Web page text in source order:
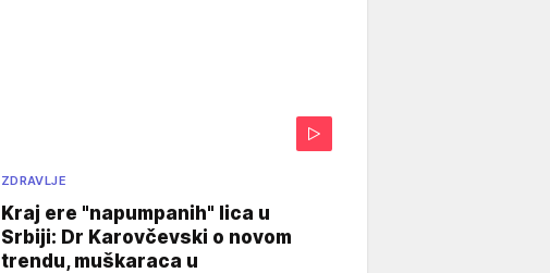
ZDRAVLJE
Kraj ere "napumpanih" lica u
Srbiji: Dr Karovčevski o novom
trendu, muškaraca u